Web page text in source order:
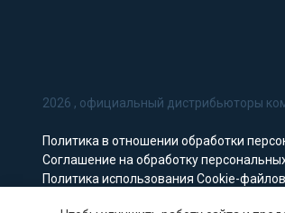
2026 , официальный дистрибьюторы
Политика в отношении обработки
Соглашение на обработку
Политика использования Cookie-файлов